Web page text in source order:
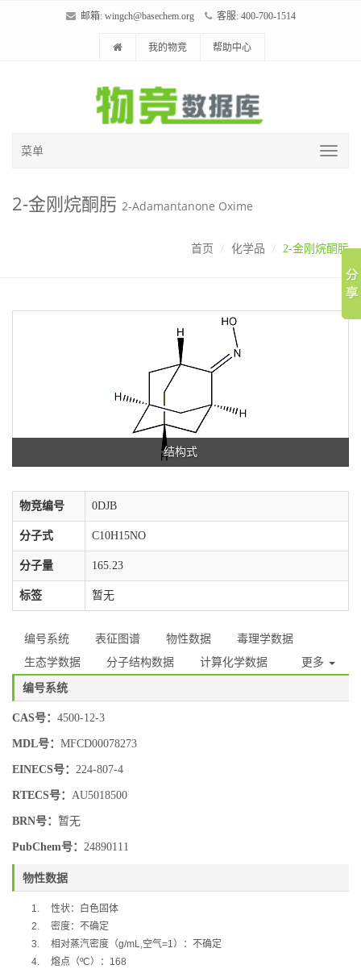
邮箱: wingch@basechem.org 客服: 400-700-1514
我的物竞 帮助中心
菜单
2-金刚烷酮肟 2-Adamantanone Oxime
首页 化学品 2-金刚烷酮肟
结构式
物竞编号 0DJB
分子式 C10H15NO
分子量 165.23
标签 暂无
编号系统 表征图谱 物性数据
毒理学数据
生态学数据
分子结构数据 计算化学数据 更多
编号系统
CAS号： 4500-12-3
MDL号： MFCD00078273
EINECS号： 224-807-4
RTECS号： AU5018500
BRN号： 暂无
PubChem号： 24890111
物性数据
1.
性状：白色固体
2.
密度：不确定
3.
相对蒸汽密度（g/mL,空气=1）：不确定
4.
熔点（ºC）： 168